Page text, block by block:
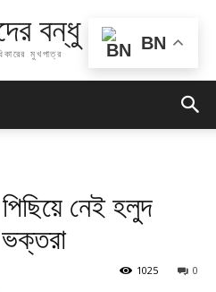
বন্ধু
মুখপাত্র
নেই হলুদ
ভক্তরা
0
1025
BN